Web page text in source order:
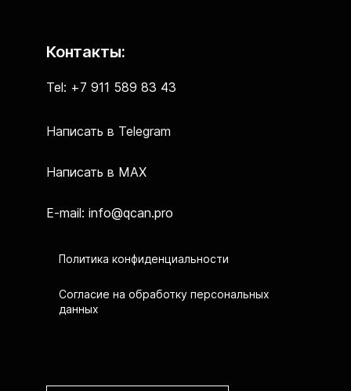
Контакты:
Tel: +7 911 589 83 43
Написать в Telegram
Написать в MAX
E-mail: info@qcan.pro
Политика конфиденциальности
Согласие на обработку персональных
данных